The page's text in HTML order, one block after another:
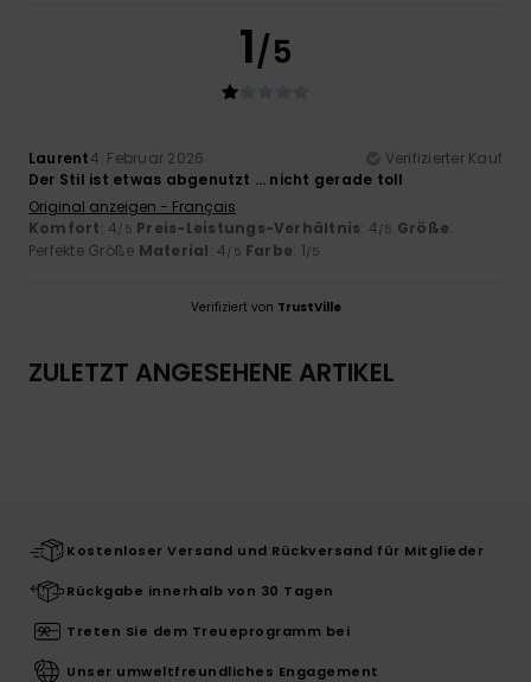
1/5
Laurent4. Februar 2026
Verifizierter Kauf
Der Stil ist etwas abgenutzt … nicht gerade toll
Original anzeigen - Français
Komfort: 4/5 Preis-Leistungs-Verhältnis: 4/5 Größe:
Perfekte Größe Material: 4/5 Farbe: 1/5
Verifiziert von TrustVille
ZULETZT ANGESEHENE ARTIKEL
Kostenloser Versand und Rückversand für Mitglieder
Rückgabe innerhalb von 30 Tagen
Treten Sie dem Treueprogramm bei
Unser umweltfreundliches Engagement